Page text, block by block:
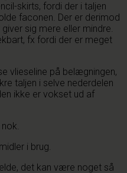
skirts, fordi der i taljen
faconen. Der er derimod
sig mere eller mindre.
fx fordi der er meget
vlieseline på belægningen,
taljen i selve nederdelen
ikke er vokset ud af
i brug.
det kan være noget så